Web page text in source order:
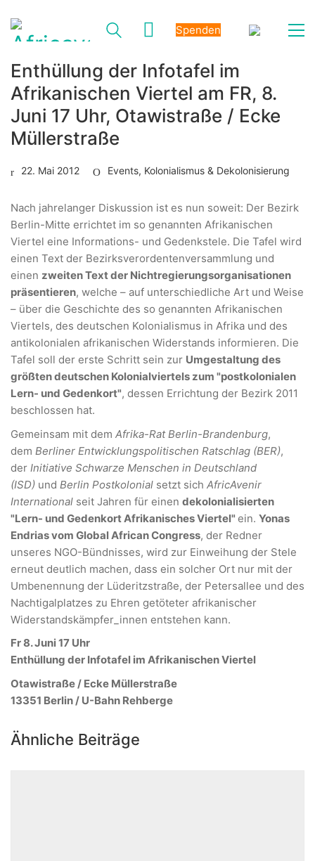
Spenden
Enthüllung der Infotafel im
Afrikanischen Viertel am FR, 8.
Juni 17 Uhr, Otawistraße / Ecke
Müllerstraße
22. Mai 2012 Events, Kolonialismus & Dekolonisierung
Nach jahrelanger Diskussion ist es nun soweit: Der Bezirk
Berlin-Mitte errichtet im so genannten Afrikanischen
Viertel eine Informations- und Gedenkstele. Die Tafel wird
einen Text der Bezirksverordentenversammlung und
einen zweiten Text der Nichtregierungsorganisationen
präsentieren, welche – auf unterschiedliche Art und Weise
– über die Geschichte des so genannten Afrikanischen
Viertels, des deutschen Kolonialismus in Afrika und des
antikolonialen afrikanischen Widerstands informieren. Die
Tafel soll der erste Schritt sein zur Umgestaltung des
größten deutschen Kolonialviertels zum "postkolonialen
Lern- und Gedenkort", dessen Errichtung der Bezirk 2011
beschlossen hat.
Gemeinsam mit dem Afrika-Rat Berlin-Brandenburg,
dem Berliner Entwicklungspolitischen Ratschlag (BER),
der Initiative Schwarze Menschen in Deutschland
(ISD) und Berlin Postkolonial setzt sich AfricAvenir
International seit Jahren für einen dekolonialisierten
"Lern- und Gedenkort Afrikanisches Viertel" ein. Yonas
Endrias vom Global African Congress, der Redner
unseres NGO-Bündnisses, wird zur Einweihung der Stele
erneut deutlich machen, dass ein solcher Ort nur mit der
Umbenennung der Lüderitzstraße, der Petersallee und des
Nachtigalplatzes zu Ehren getöteter afrikanischer
Widerstandskämpfer_innen entstehen kann.
Fr 8. Juni 17 Uhr
Enthüllung der Infotafel im Afrikanischen Viertel
Otawistraße / Ecke Müllerstraße
13351 Berlin / U-Bahn Rehberge
Ähnliche Beiträge